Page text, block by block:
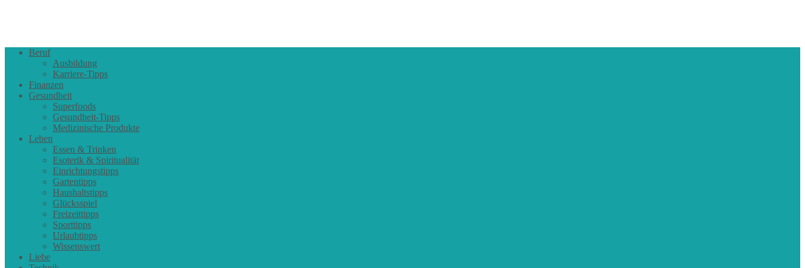
Beruf
Ausbildung
Karriere-Tipps
Finanzen
Gesundheit
Superfoods
Gesundheit-Tipps
Medizinische Produkte
Leben
Essen & Trinken
Esoterik & Spiritualität
Einrichtungstipps
Gartentipps
Haushaltstipps
Glücksspiel
Freizeittipps
Sporttipps
Urlaubtipps
Wissenswert
Liebe